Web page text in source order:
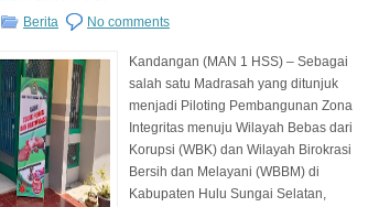
Berita No comments
Kandangan (MAN 1 HSS) – Sebagai
salah satu Madrasah yang ditunjuk
menjadi Piloting Pembangunan Zona
Integritas menuju Wilayah Bebas dari
Korupsi (WBK) dan Wilayah Birokrasi
Bersih dan Melayani (WBBM) di
Kabupaten Hulu Sungai Selatan,